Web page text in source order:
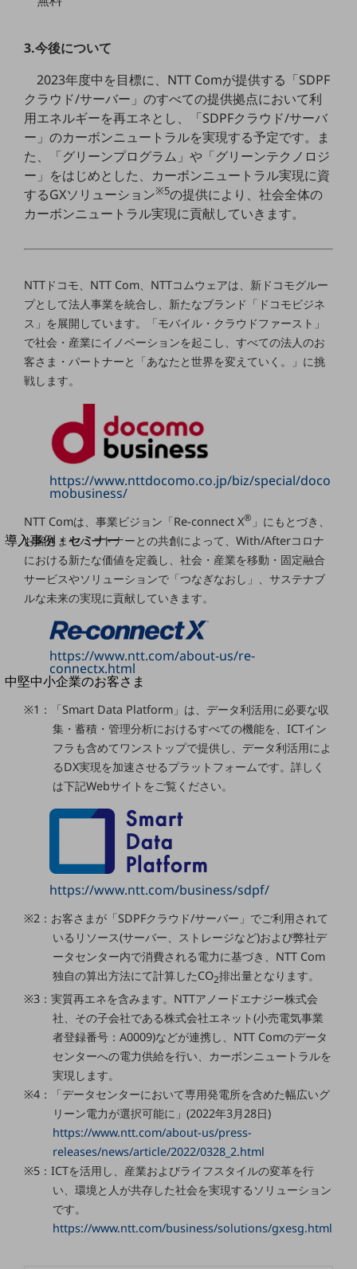
衛星携帯電話
IOT完了済みメーカーブランド製品
料金
料金TOP
ドコモBiz データ無制限 ドコモ MAX ドコモ mini ドコモBiz かけ放題
ケータイプラン
5Gデータプラス
home5Gプラン
モバイルサービス
端末の一元管理
セキュリティ
運用保守・故障紛失サポート
別ウィンドウで開きます
サービスをご利用中のお客さま
導入事例・セミナー
導入事例TOP
最新の導入事例や注目の導入事例をご紹介します
セミナー
開催・出展する各種セミナー、イベント情報をご紹介します
中堅中小企業のお客さま
ビジネスお役立ち情報
旬な話題やお役立ち資料などDXの課題を
解決するヒントをお届けする記事サイト
お役立ち資料ダウンロード
トレンド記事特集
サービス・ソリューション
課題やニーズに合ったサービスをご紹介し、
中堅中小企業のビジネスをサポート！
お悩みから見つける
お悩みから見つけるTOP
ネットワーク
モバイル・音声
バックオフィス
リモート・ハイブリッドワーク
セキュリティ
その他のお悩みはこちら
業界から見つける
業界から見つけるTOP
製造業
小売・卸売業
3.今後について
2023年度中を目標に、NTT Comが提供する「SDPF
クラウド/サーバー」のすべての提供拠点において利
用エネルギーを再エネとし、「SDPFクラウド/サーバ
ー」のカーボンニュートラルを実現する予定です。ま
た、「グリーンプログラム」や「グリーンテクノロジ
ー」をはじめとした、カーボンニュートラル実現に資
するGXソリューション※5の提供により、社会全体の
カーボンニュートラル実現に貢献していきます。
NTTドコモ、NTT Com、NTTコムウェアは、新ドコモグルー
プとして法人事業を統合し、新たなブランド「ドコモビジネ
ス」を展開しています。「モバイル・クラウドファースト」
で社会・産業にイノベーションを起こし、すべての法人のお
客さま・パートナーと「あなたと世界を変えていく。」に挑
戦します。
https://www.nttdocomo.co.jp/biz/special/doco
mobusiness/
NTT Comは、事業ビジョン「Re-connect X® 」にもとづき、
お客さまやパートナーとの共創によって、With/Afterコロナ
における新たな価値を定義し、社会・産業を移動・固定融合
サービスやソリューションで「つなぎなおし」、サステナブ
ルな未来の実現に貢献していきます。
https://www.ntt.com/about-us/re-
connectx.html
※1：「Smart Data Platform」は、データ利活用に必要な収
集・蓄積・管理分析におけるすべての機能を、ICTイン
フラも含めてワンストップで提供し、データ利活用によ
るDX実現を加速させるプラットフォームです。詳しく
は下記Webサイトをご覧ください。
https://www.ntt.com/business/sdpf/
※2：お客さまが「SDPFクラウド/サーバー」でご利用されて
いるリソース(サーバー、ストレージなど)および弊社デ
ータセンター内で消費される電力に基づき、NTT Com
独自の算出方法にて計算したCO2排出量となります。
※3：実質再エネを含みます。NTTアノードエナジー株式会
社、その子会社である株式会社エネット(小売電気事業
者登録番号：A0009)などが連携し、NTT Comのデータ
センターへの電力供給を行い、カーボンニュートラルを
実現します。
※4：「データセンターにおいて専用発電所を含めた幅広いグ
リーン電力が選択可能に」(2022年3月28日)
https://www.ntt.com/about-us/press-
releases/news/article/2022/0328_2.html
※5：ICTを活用し、産業およびライフスタイルの変革を行
い、環境と人が共存した社会を実現するソリューション
です。
https://www.ntt.com/business/solutions/gxesg.html